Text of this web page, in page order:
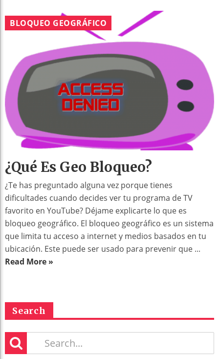
BLOQUEO GEOGRÁFICO
¿Qué Es Geo Bloqueo?
¿Te has preguntado alguna vez porque tienes
dificultades cuando decides ver tu programa de TV
favorito en YouTube? Déjame explicarte lo que es
bloqueo geográfico. El bloqueo geográfico es un sistema
que limita tu acceso a internet y medios basados en tu
ubicación. Este puede ser usado para prevenir que ...
Read More »
Search